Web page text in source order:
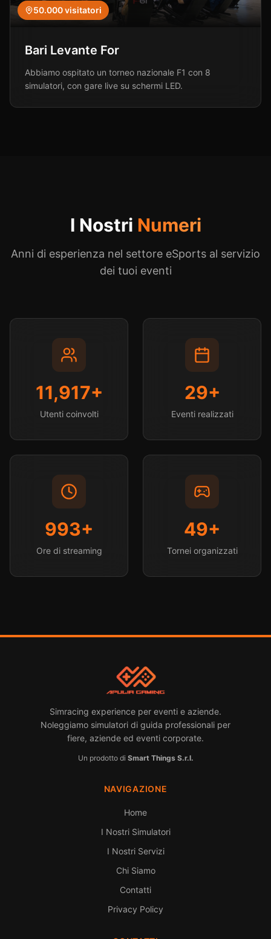
50.000visitatori
Bari Levante For
Abbiamo ospitato un torneo nazionale F1 con 8
simulatori, con gare live su schermi LED.
I Nostri Numeri
Anni di esperienza nel settore eSports al servizio
dei tuoi eventi
12,000+
Utenti coinvolti
30+
Eventi realizzati
1,000+
Ore di streaming
50+
Tornei organizzati
Simracing experience per eventi e aziende.
Noleggiamo simulatori di guida professionali per
fiere, aziende ed eventi corporate.
Un prodotto di Smart Things S.r.l.
NAVIGAZIONE
Home
I Nostri Simulatori
I Nostri Servizi
Chi Siamo
Contatti
Privacy Policy